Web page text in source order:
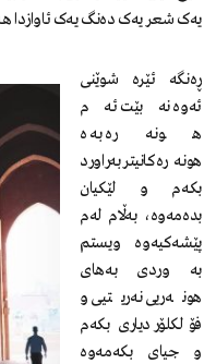
یەک شعر یەک دەنگ یەک ئاوازدا
ڕەنگە ئێرە شوێنی
ئەوە نەبێت ئەم
هونەرە بە ه
هونەرەکانیتر بەراورد
بکەم و لێکیان
بدەمەوە، بەڵام لەم
پێشەکیەوە ویستم
بە وردی بەهای
هونەریی نەریتیی و
فۆلکلۆر دیاری بکەم
و جیای بکەمەوە